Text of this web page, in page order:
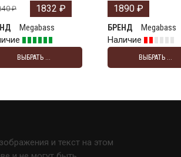
₽ 1832 ₽
Megabass
ВЫБРАТЬ ...
1890 ₽
БРЕНД
Megabass
Наличие
ВЫБРАТЬ ...
и текст на этом